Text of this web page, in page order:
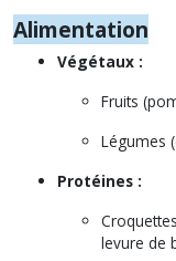
Alimentation
Végétaux :
Fruits
Légumes
Protéines :
levure de